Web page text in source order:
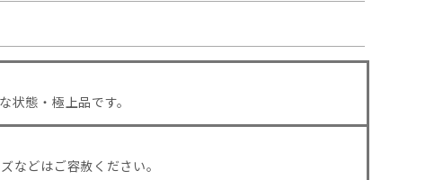
状態・極上品です。
などはご容赦ください。